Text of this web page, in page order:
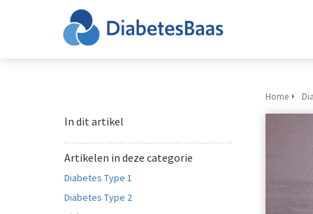
In dit artikel
Artikelen in deze categorie
Diabetes Type 1
Diabetes Type 2
Home